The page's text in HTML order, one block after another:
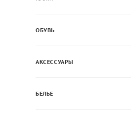
ОБУВЬ
АКСЕССУАРЫ
БЕЛЬЕ